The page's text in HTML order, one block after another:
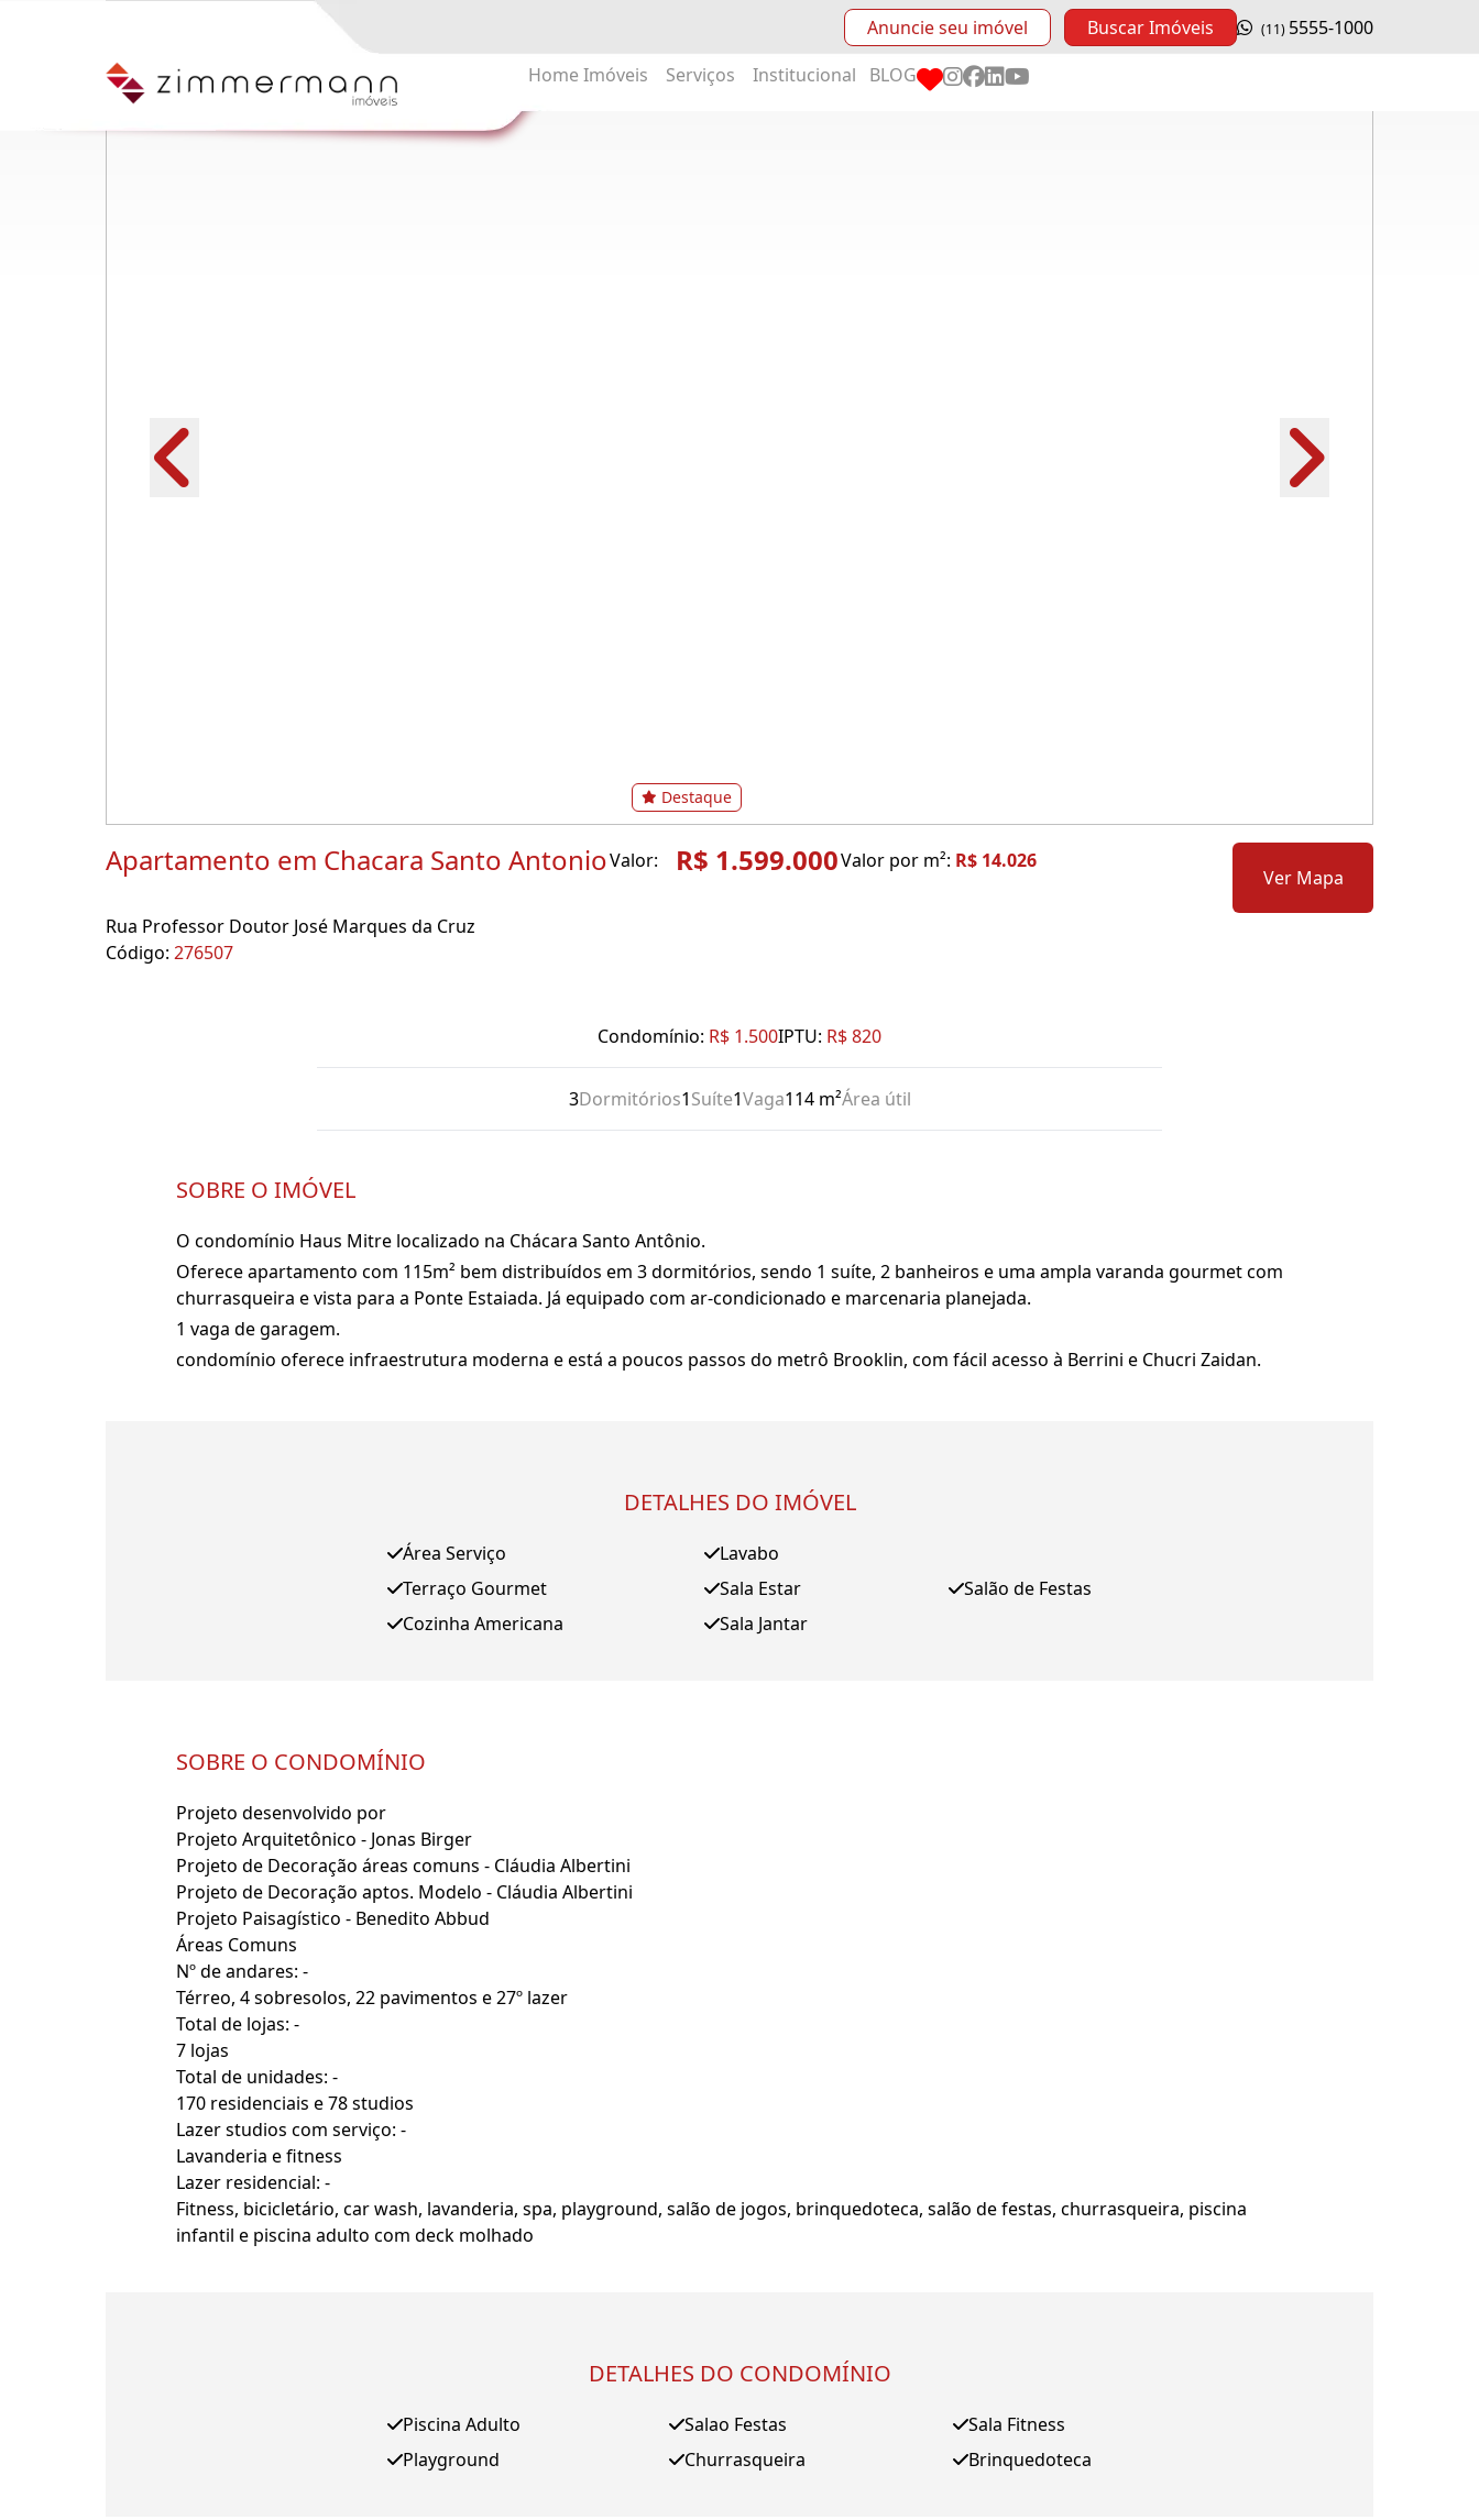
Anuncie seu imóvel Buscar Imóveis (11) 5555-1000
Home Imóveis Serviços Institucional BLOG
Destaque
Apartamento em Chacara Santo AntonioValor: R$ 1.599.000Valor por m²: R$ 14.026
Rua Professor Doutor José Marques da Cruz
Código: 276507
Ver Mapa
Condomínio: R$ 1.500IPTU: R$ 820
3Dormitórios1Suíte1Vaga114 m²Área útil
SOBRE O IMÓVEL
O condomínio Haus Mitre localizado na Chácara Santo Antônio.
Oferece apartamento com 115m² bem distribuídos em 3 dormitórios, sendo 1 suíte, 2 banheiros e uma ampla varanda gourmet com
churrasqueira e vista para a Ponte Estaiada. Já equipado com ar-condicionado e marcenaria planejada.
1 vaga de garagem.
condomínio oferece infraestrutura moderna e está a poucos passos do metrô Brooklin, com fácil acesso à Berrini e Chucri Zaidan.
DETALHES DO IMÓVEL
Área Serviço
Terraço Gourmet
Cozinha Americana
Lavabo
Sala Estar
Sala Jantar
Salão de Festas
SOBRE O CONDOMÍNIO
Projeto desenvolvido por
Projeto Arquitetônico - Jonas Birger
Projeto de Decoração áreas comuns - Cláudia Albertini
Projeto de Decoração aptos. Modelo - Cláudia Albertini
Projeto Paisagístico - Benedito Abbud
Áreas Comuns
Nº de andares: -
Térreo, 4 sobresolos, 22 pavimentos e 27º lazer
Total de lojas: -
7 lojas
Total de unidades: -
170 residenciais e 78 studios
Lazer studios com serviço: -
Lavanderia e fitness
Lazer residencial: -
Fitness, bicicletário, car wash, lavanderia, spa, playground, salão de jogos, brinquedoteca, salão de festas, churrasqueira, piscina
infantil e piscina adulto com deck molhado
DETALHES DO CONDOMÍNIO
Piscina Adulto
Playground
Salao Festas
Churrasqueira
Sala Fitness
Brinquedoteca